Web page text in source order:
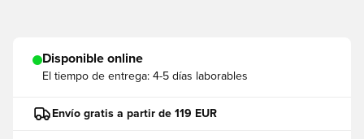
Disponible online
El tiempo de entrega: 4-5 días laborables
Envío gratis a partir de 119 EUR